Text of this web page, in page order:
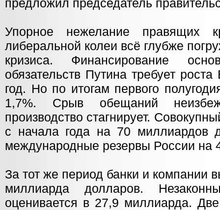
предложил председатель
Упорное нежелание правящих
либеральной колеи всё глубже
кризиса. Финансирование
обязательств Путина требует
год. Но по итогам первого
1,7%. Срыв обещаний
производство стагнирует.
с начала года на 70 миллиардов
международные резервы России на
За тот же период банки и компании
миллиарда долларов.
оценивается в 27,9 миллиарда.